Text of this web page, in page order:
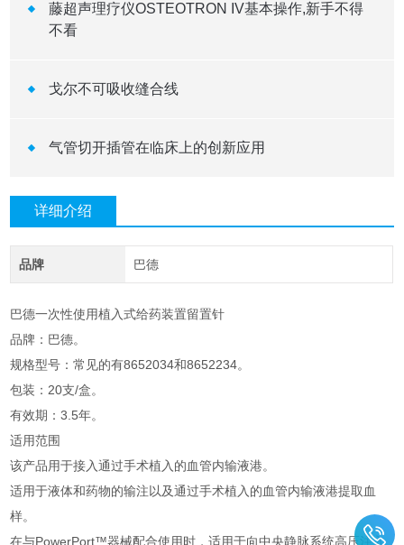
藤超声理疗仪OSTEOTRON IV基本操作,新手不得
不看
戈尔不可吸收缝合线
气管切开插管在临床上的创新应用
详细介绍
品牌 巴德
巴德一次性使用植入式给药装置留置针
品牌：巴德。
规格型号：常见的有8652034和8652234。
包装：20支/盒。
有效期：3.5年。
适用范围
该产品用于接入通过手术植入的血管内输液港。
适用于液体和药物的输注以及通过手术植入的血管内输液港提取血
样。
在与PowerPort™器械配合使用时，适用于向中央静脉系统高压注入